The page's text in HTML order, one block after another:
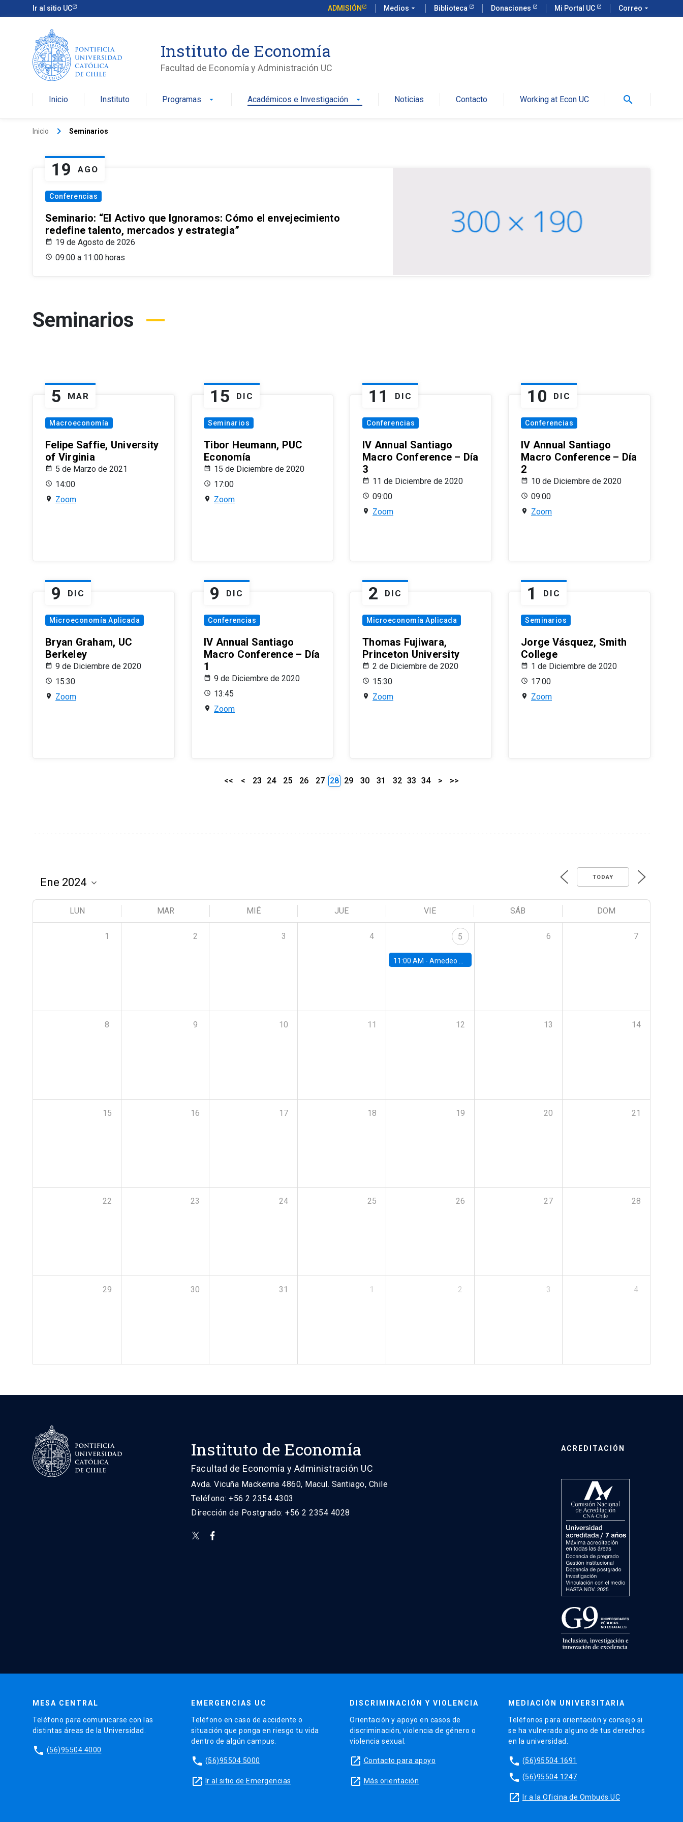
Ir al sitio UC ADMISIÓN Medios arrow_drop_down Biblioteca Donaciones Mi Portal UC Correo arrow_drop_down
Instituto de Economía
Facultad de Economía y Administración UC
Inicio Instituto Programas arrow_drop_down Académicos e Investigación arrow_drop_down Noticias Contacto Working at Econ UC search
Inicio keyboard_arrow_right Seminarios
19 AGO
Conferencias
Seminario: “El Activo que Ignoramos: Cómo el envejecimiento
redefine talento, mercados y estrategia”
19 de Agosto de 2026
09:00 a 11:00 horas
Seminarios
5 MAR
Macroeconomía
Felipe Saffie, University
of Virginia
5 de Marzo de 2021
14:00
Zoom
15 DIC
Seminarios
Tibor Heumann, PUC
Economía
15 de Diciembre de 2020
17:00
Zoom
11 DIC
Conferencias
IV Annual Santiago
Macro Conference – Día
3
11 de Diciembre de 2020
09:00
Zoom
10 DIC
Conferencias
IV Annual Santiago
Macro Conference – Día
2
10 de Diciembre de 2020
09:00
Zoom
9 DIC
Microeconomía Aplicada
Bryan Graham, UC
Berkeley
9 de Diciembre de 2020
15:30
Zoom
9 DIC
Conferencias
IV Annual Santiago
Macro Conference – Día
1
9 de Diciembre de 2020
13:45
Zoom
2 DIC
Microeconomía Aplicada
Thomas Fujiwara,
Princeton University
2 de Diciembre de 2020
15:30
Zoom
1 DIC
Seminarios
Jorge Vásquez, Smith
College
1 de Diciembre de 2020
17:00
Zoom
<< < 23 24 25 26 27 28 29 30 31 32 33 34 > >>
TODAY
LUN MAR MIÉ JUE VIE SÁB DOM
1 2 3 4 5
11:00 AM - Amedeo Piolatto, Universidad Autónoma de Barcelona (UAB)
6 7
8 9 10 11 12 13 14
15 16 17 18 19 20 21
22 23 24 25 26 27 28
29 30 31 1 2 3 4
Instituto de Economía
Facultad de Economía y Administración UC
Avda. Vicuña Mackenna 4860, Macul. Santiago, Chile
Teléfono: +56 2 2354 4303
Dirección de Postgrado: +56 2 2354 4028
ACREDITACIÓN
MESA CENTRAL
Teléfono para comunicarse con las
distintas áreas de la Universidad.
phone (56)95504 4000
EMERGENCIAS UC
Teléfono en caso de accidente o
situación que ponga en riesgo tu vida
dentro de algún campus.
phone (56)95504 5000
launch Ir al sitio de Emergencias
DISCRIMINACIÓN Y VIOLENCIA
Orientación y apoyo en casos de
discriminación, violencia de género o
violencia sexual.
launch Contacto para apoyo
launch Más orientación
MEDIACIÓN UNIVERSITARIA
Teléfonos para orientación y consejo si
se ha vulnerado alguno de tus derechos
en la universidad.
phone (56)95504 1691
phone (56)95504 1247
launch Ir a la Oficina de Ombuds UC